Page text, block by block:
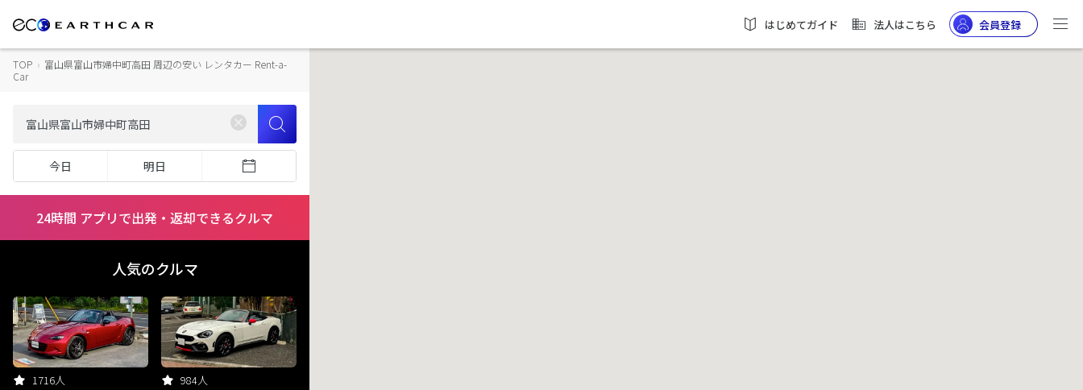
はじめてガイド 法人はこちら 会員登録
TOP › 富山県富山市婦中町高田 周辺の安い レンタカー Rent-a-
Car
今日 明日
24時間 アプリで出発・返却できるクルマ
人気のクルマ
1716人 984人